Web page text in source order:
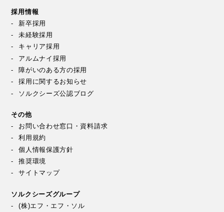
採用情報
新卒採用
未経験採用
キャリア採用
アルムナイ採用
障がいのある方の採用
採用に関するお知らせ
ソルクシーズ公認ブログ
その他
お問い合わせ窓口・資料請求
利用規約
個人情報保護方針
推奨環境
サイトマップ
ソルクシーズグループ
(株)エフ・エフ・ソル